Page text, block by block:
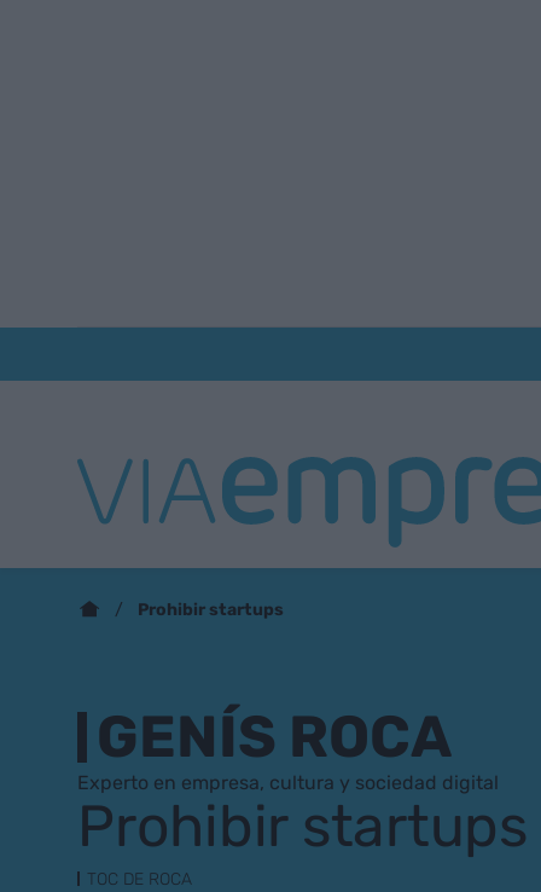
Prohibir startups
GENÍS ROCA
Experto en empresa, cultura y sociedad digital
Prohibir startups
TOC DE ROCA